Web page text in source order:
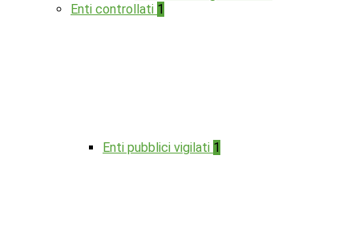
Enti controllati 1
Enti pubblici vigilati 1